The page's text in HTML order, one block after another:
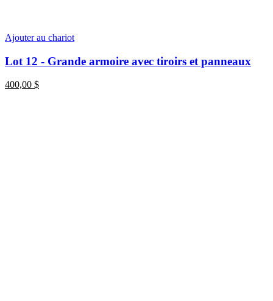
Ajouter au chariot
Lot 12 - Grande armoire avec tiroirs et panneaux
400,00 $